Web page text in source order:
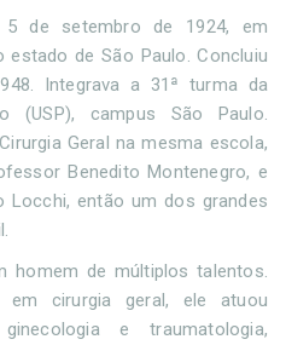
de setembro de 1924, em
de São Paulo. Concluiu
Integrava a 31ª turma da
(USP), campus São Paulo.
Geral na mesma escola,
Benedito Montenegro, e
Locchi, então um dos grandes
homem de múltiplos talentos.
em cirurgia geral, ele atuou
e traumatologia,